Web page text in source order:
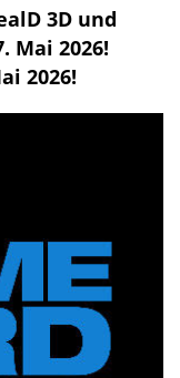
3D und
Mai 2026!
2026!